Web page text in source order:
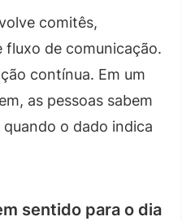
comitês,
fluxo de comunicação.
contínua. Em um
as pessoas sabem
o dado indica
sentido para o dia